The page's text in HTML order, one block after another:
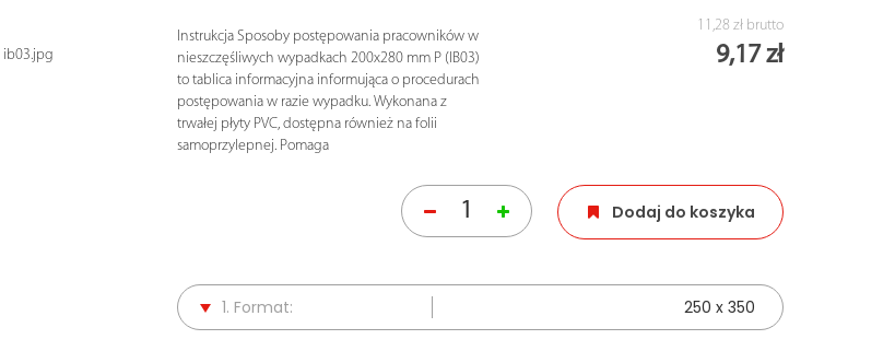
ib03.jpg
Instrukcja Sposoby postępowania pracowników w
nieszczęśliwych wypadkach 200x280 mm P (IB03)
to tablica informacyjna informująca o procedurach
postępowania w razie wypadku. Wykonana z
trwałej płyty PVC, dostępna również na folii
samoprzylepnej. Pomaga
11,28 zł brutto
9,17 zł
Dodaj do koszyka
1. Format: 250 x 350